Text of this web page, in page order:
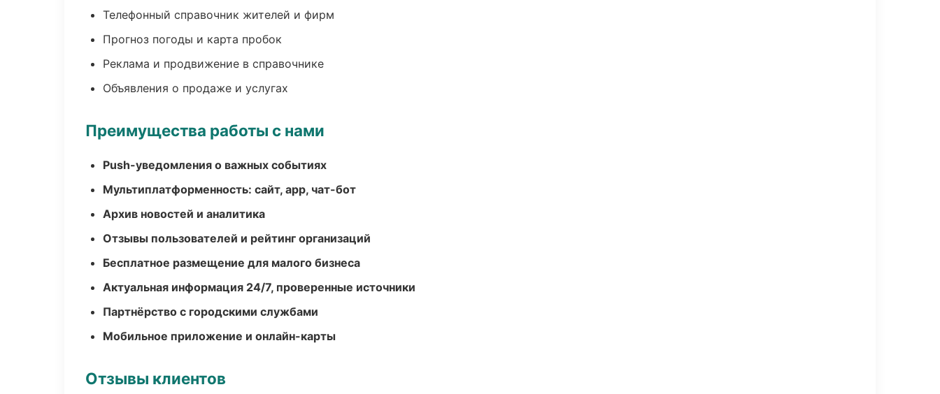
Телефонный справочник жителей и фирм
Прогноз погоды и карта пробок
Реклама и продвижение в справочнике
Объявления о продаже и услугах
Преимущества работы с нами
Push-уведомления о важных событиях
Мультиплатформенность: сайт, app, чат-бот
Архив новостей и аналитика
Отзывы пользователей и рейтинг организаций
Бесплатное размещение для малого бизнеса
Актуальная информация 24/7, проверенные источники
Партнёрство с городскими службами
Мобильное приложение и онлайн-карты
Отзывы клиентов